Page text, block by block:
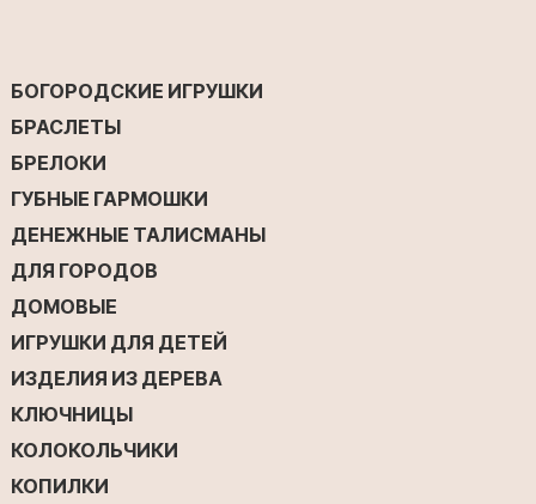
БОГОРОДСКИЕ ИГРУШКИ
БРАСЛЕТЫ
БРЕЛОКИ
ГУБНЫЕ ГАРМОШКИ
ДЕНЕЖНЫЕ ТАЛИСМАНЫ
ДЛЯ ГОРОДОВ
ДОМОВЫЕ
ИГРУШКИ ДЛЯ ДЕТЕЙ
ИЗДЕЛИЯ ИЗ ДЕРЕВА
КЛЮЧНИЦЫ
КОЛОКОЛЬЧИКИ
КОПИЛКИ